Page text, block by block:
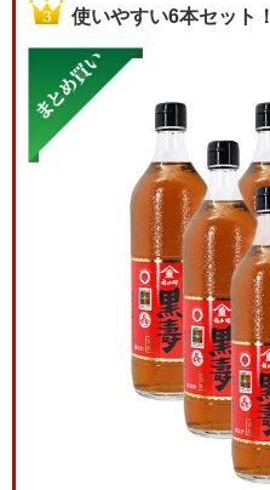
使いやすい6本セット！